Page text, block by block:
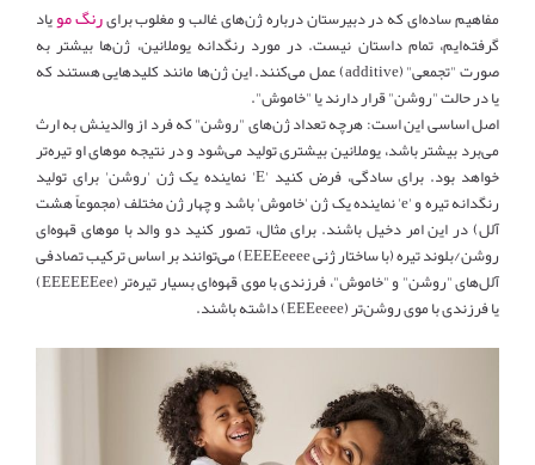
مفاهیم ساده‌ای که در دبیرستان درباره ژن‌های غالب و مغلوب برایرنگ مویاد
گرفته‌ایم، تمام داستان نیست. در مورد رنگدانه یوملانین، ژن‌ها بیشتر به
صورت "تجمعی" (additive) عمل می‌کنند. این ژن‌ها مانند کلیدهایی هستند که
یا در حالت "روشن" قرار دارند یا "خاموش".
اصل اساسی این است: هرچه تعداد ژن‌های "روشن" که فرد از والدینش به ارث
می‌برد بیشتر باشد، یوملانین بیشتری تولید می‌شود و در نتیجه موهای او تیره‌تر
خواهد بود. برای سادگی، فرض کنید 'E' نماینده یک ژن 'روشن' برای تولید
رنگدانه تیره و 'e' نماینده یک ژن 'خاموش' باشد و چهار ژن مختلف (مجموعاً هشت
آلل) در این امر دخیل باشند. برای مثال، تصور کنید دو والد با موهای قهوه‌ای
روشن/بلوند تیره (با ساختار ژنی EEEEeeee) می‌توانند بر اساس ترکیب تصادفی
آلل‌های "روشن" و "خاموش"، فرزندی با موی قهوه‌ای بسیار تیره‌تر (EEEEEEee)
یا فرزندی با موی روشن‌تر (EEEeeee) داشته باشند.